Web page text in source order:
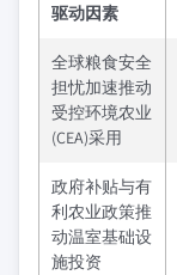
驱动因素
全球粮食安全
担忧加速推动
受控环境农业
(CEA)采用
政府补贴与有
利农业政策推
动温室基础设
施投资